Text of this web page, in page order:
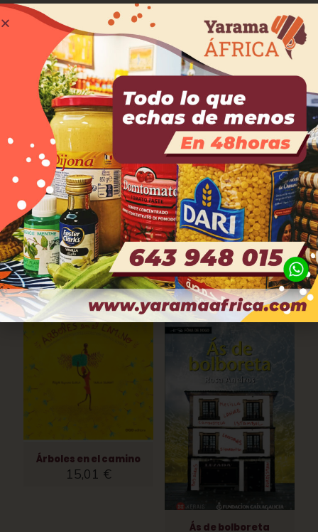
Productos relacionados
Rosa Caramelo
15,00€
El niño nuevo
14,50€
Árboles en el camino
15,01 €
Ás de bolboreta